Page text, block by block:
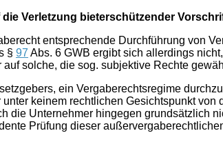
Verletzung bieterschützender
entsprechende Durchführung von
§ 97 Abs. 6 GWB ergibt sich allerdings nicht,
solche, die sog. subjektive Rechte
ein Ver­gaberechtsregime
keinem rechtlichen Gesichtspunkt von
die Unternehmer hingegen grundsätzlich
Prüfung dieser